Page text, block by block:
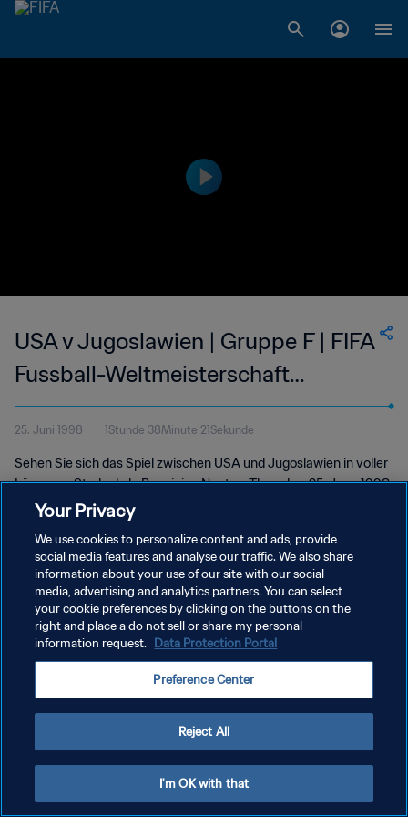
USA v Jugoslawien | Gruppe F | FIFA
Fussball-Weltmeisterschaft
Frankreich 1998™ | Spiel in voller
Länge
25. Juni 1998 1Stunde 38Minute 21Sekunde
Sehen Sie sich das Spiel zwischen USA und Jugoslawien in voller
Länge an. Stade de la Beaujoire, Nantes, Thursday, 25. June 1998.
DATENSCHUTZ
NUTZUNGSBEDINGUNGEN
COOKIE-EINSTELLUNGEN VERWALTEN
Your Privacy
We use cookies to personalize content and ads, provide
social media features and analyse our traffic. We also share
information about your use of our site with our social
media, advertising and analytics partners. You can select
your cookie preferences by clicking on the buttons on the
right and place a do not sell or share my personal
information request. Data Protection Portal
Preference Center
Reject All
I'm OK with that